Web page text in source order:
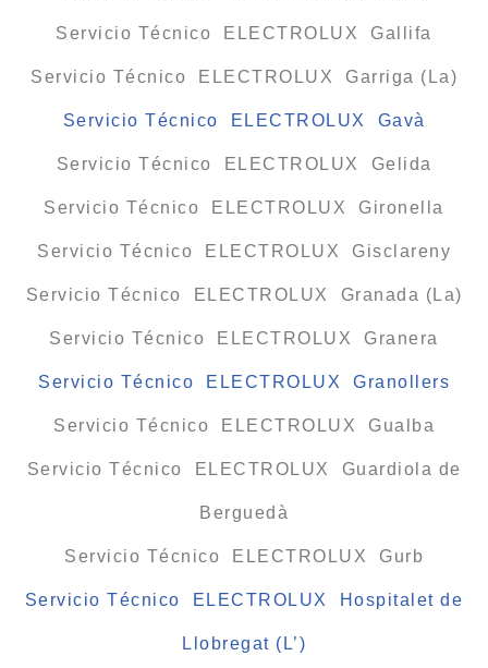
Servicio Técnico ELECTROLUX Gallifa
Servicio Técnico ELECTROLUX Garriga (La)
Servicio Técnico ELECTROLUX Gavà
Servicio Técnico ELECTROLUX Gelida
Servicio Técnico ELECTROLUX Gironella
Servicio Técnico ELECTROLUX Gisclareny
Servicio Técnico ELECTROLUX Granada (La)
Servicio Técnico ELECTROLUX Granera
Servicio Técnico ELECTROLUX Granollers
Servicio Técnico ELECTROLUX Gualba
Servicio Técnico ELECTROLUX Guardiola de
Berguedà
Servicio Técnico ELECTROLUX Gurb
Servicio Técnico ELECTROLUX Hospitalet de
Llobregat (L’)